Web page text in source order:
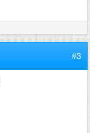
#3